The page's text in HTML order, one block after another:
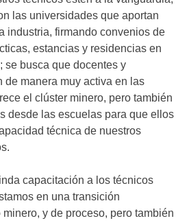
las universidades que aportan
industria, firmando convenios de
estancias y residencias en
se busca que docentes y
de manera muy activa en las
el clúster minero, pero también
desde las escuelas para que ellos
técnica de nuestros
capacitación a los técnicos
en una transición
y de proceso, pero también